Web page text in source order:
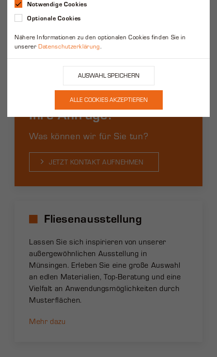
Sehr gerne erwarten wir
Ihre Anfrage!
Was können wir für Sie tun?
JETZT KONTAKT AUFNEHMEN
Fliesenausstellung
Lassen Sie sich inspirieren von unserer
außergewöhnlichen Ausstellung in
Münsingen. Erleben Sie eine große Auswahl
an edlen Materialien, Top-Beratung und eine
Vielfalt an Anwendungsmöglichkeiten durch
Musterflächen.
Mehr dazu
Notwendige Cookies
Optionale Cookies
Nähere Informationen zu den optionalen Cookies finden Sie in
unsererDatenschutzerklärung.